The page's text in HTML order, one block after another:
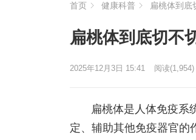
首页 健康科普 扁桃体到底
扁桃体到底切不
2025年12月3日 15:41 阅读(1,954)
扁桃体是人体免疫系
定、辅助其他免疫器官的